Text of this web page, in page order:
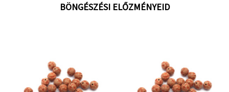
BÖNGÉSZÉSI ELŐZMÉNYEID